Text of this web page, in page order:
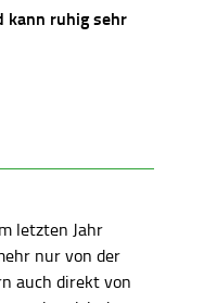
kann ruhig sehr
letzten Jahr
nur von der
auch direkt von